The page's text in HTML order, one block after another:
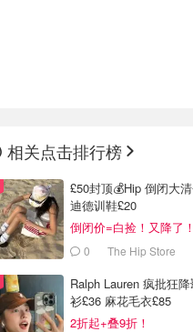
相关点击排行榜
£50封顶💰Hip 倒闭大
迪德训鞋£20
倒闭价=白捡！又降了
0 The Hip Store
Ralph Lauren 疯批狂
衫£36 麻花毛衣£85
2折起+叠9折！